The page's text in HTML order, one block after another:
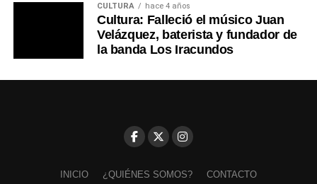
CULTURA hace 4 años
Cultura: Falleció el músico Juan
Velázquez, baterista y fundador de
la banda Los Iracundos
INICIO ¿QUIÉNES SOMOS? CONTACTO